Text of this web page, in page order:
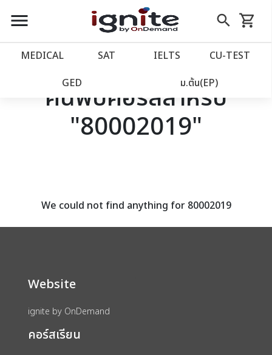
close
account_balance หน้าแรก
เว็บไซต์อิกไนท์
โปรโมชั่น
assignment ลงทะเบียน
menu search
Skip
to
shopping_cart
รถเข็น
MEDICAL SAT IELTS CU‑TEST
GED ม.ต้น(EP)
ค้นพบคอร์สสำหรับ
"80002019"
We could not find anything for 80002019
Website
ignite by OnDemand
คอร์สเรียน